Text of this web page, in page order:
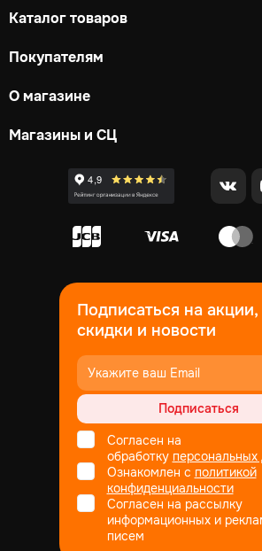
Каталог товаров
Покупателям
О магазине
Магазины и СЦ
Подписаться на акции,
скидки и новости
Подписаться
Согласен на
обработку персональных
Ознакомлен с политикой
конфиденциальности
Согласен на рассылку
информационных и
писем